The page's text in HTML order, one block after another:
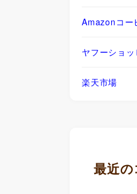
Amazonコー
ヤフーショ
楽天市場
最近の